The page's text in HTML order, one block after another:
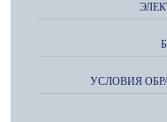
УСЛОВИЯ